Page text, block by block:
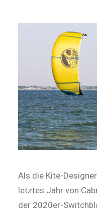
Als die Kite-
letztes Jahr von
der 2020er-